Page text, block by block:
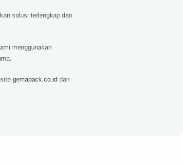
solusi terlengkap dan
menggunakan
gemapack.co.id dan